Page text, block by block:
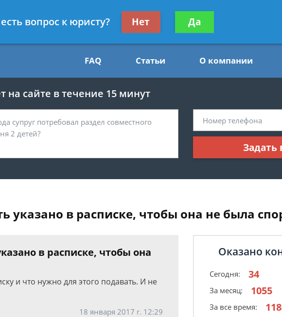
Получите консультацию
бесплатно
FAQ Статьи О компании
на сайте в течение 15 минут
Задать
указано в расписке, чтобы она не была
в расписке, чтобы она
и что нужно для этого подавать. И не
18 января 2017 г. 12:29
Оказано
Сегодня: 34
За месяц: 1055
За все время:
вопрос к юристу? Нет Да